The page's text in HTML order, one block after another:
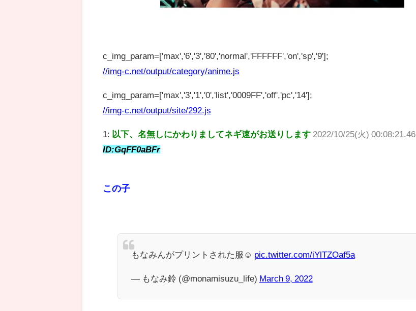
c_img_param=['max','6','3','80','normal','FFFFFF','on','sp','9'];
//img-c.net/output/category/anime.js
c_img_param=['max','3','1','0','list','0009FF','off','pc','14'];
//img-c.net/output/site/292.js
1: 以下、名無しにかわりましてネギ速がお送りします 2022/10/25(火) 00:08:21.46
ID:GqFF0aBFr
この子
もなみんがプリントされた服☺️ pic.twitter.com/iYlTZOaf5a
— もなみ鈴 (@monamisuzu_life) March 9, 2022